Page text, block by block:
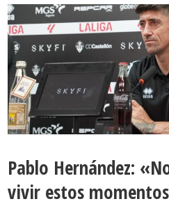
Pablo Hernández:
vivir estos